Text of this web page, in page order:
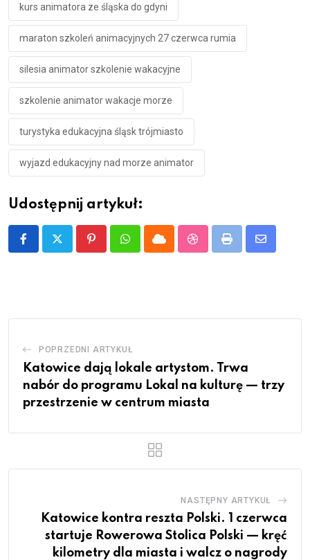
kurs animatora ze śląska do gdyni
maraton szkoleń animacyjnych 27 czerwca rumia
silesia animator szkolenie wakacyjne
szkolenie animator wakacje morze
turystyka edukacyjna śląsk trójmiasto
wyjazd edukacyjny nad morze animator
Udostępnij artykuł:
PinterestWhatsappCloud StumbleUpon
Print
Share
POPRZEDNI ARTYKUŁ
Katowice dają lokale artystom. Trwa
nabór do programu Lokal na kulturę — trzy
przestrzenie w centrum miasta
NASTĘPNY ARTYKUŁ
Katowice kontra reszta Polski. 1 czerwca
startuje Rowerowa Stolica Polski — kręć
kilometry dla miasta i walcz o nagrody